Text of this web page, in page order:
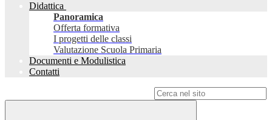
Didattica
Panoramica
Offerta formativa
I progetti delle classi
Valutazione Scuola Primaria
Documenti e Modulistica
Contatti